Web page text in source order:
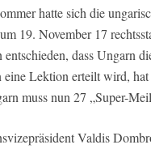
hatte sich die
19. November 17
dass Ungarn
eine Lektion erteilt wird,
muss nun 27 „Super-
Valdis